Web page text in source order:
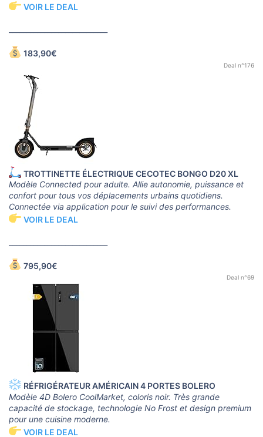
VOIR LE DEAL
183,90€
Deal n°176
TROTTINETTE ÉLECTRIQUE CECOTEC BONGO D20 XL
Modèle Connected pour adulte. Allie autonomie, puissance et
confort pour tous vos déplacements urbains quotidiens.
Connectée via application pour le suivi des performances.
VOIR LE DEAL
795,90€
Deal n°69
RÉFRIGÉRATEUR AMÉRICAIN 4 PORTES BOLERO
Modèle 4D Bolero CoolMarket, coloris noir. Très grande
capacité de stockage, technologie No Frost et design premium
pour une cuisine moderne.
VOIR LE DEAL